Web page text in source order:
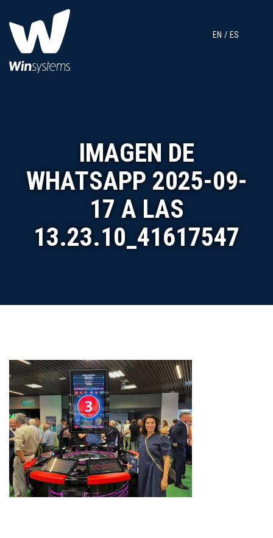
EN ES
IMAGEN DE
WHATSAPP 2025-09-
17 A LAS
13.23.10_41617547